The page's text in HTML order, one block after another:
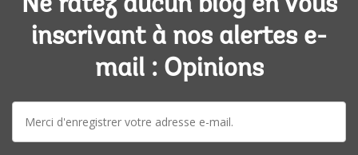
Ne ratez aucun blog en vous
inscrivant à nos alertes e-
mail : Opinions
mail: